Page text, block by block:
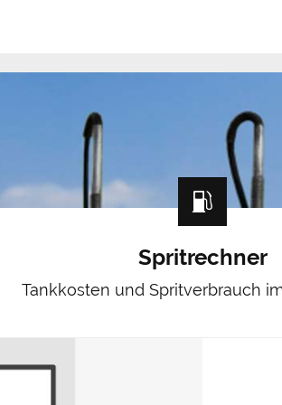
Spritrechner
Tankkosten und Spritverbrauch